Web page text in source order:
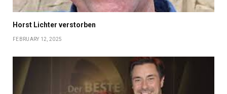
Horst Lichter verstorben
FEBRUARY 12, 2025